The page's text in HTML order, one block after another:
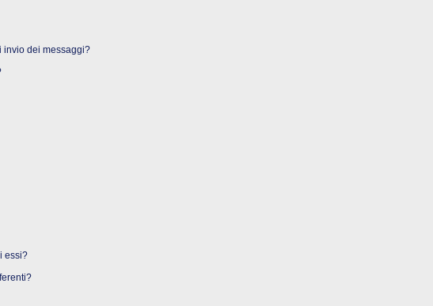
invio dei messaggi?
essi?